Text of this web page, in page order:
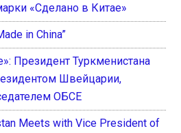
«Сделано в Китае»
in China”
Президент Туркменистана
Швейцарии,
ОБСЕ
Meets with Vice President of